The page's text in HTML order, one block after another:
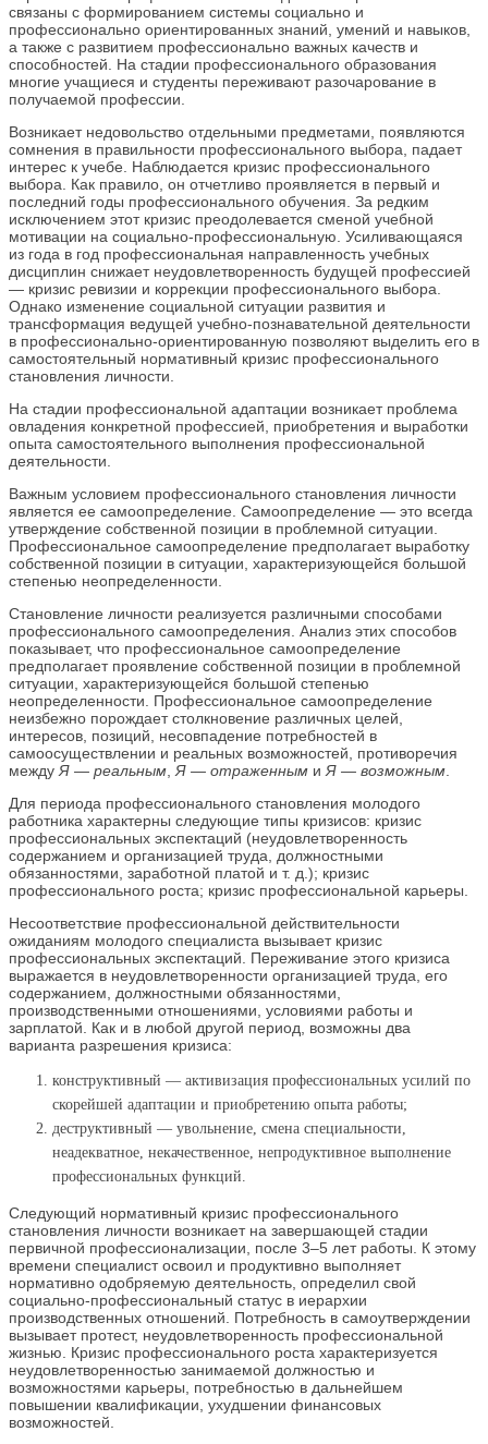
связаны с формированием системы социально и
профессионально ориентированных знаний, умений и навыков,
а также с развитием профессионально важных качеств и
способностей. На стадии профессионального образования
многие учащиеся и студенты переживают разочарование в
получаемой профессии.
Возникает недовольство отдельными предметами, появляются
сомнения в правильности профессионального выбора, падает
интерес к учебе. Наблюдается кризис профессионального
выбора. Как правило, он отчетливо проявляется в первый и
последний годы профессионального обучения. За редким
исключением этот кризис преодолевается сменой учебной
мотивации на социально-профессиональную. Усиливающаяся
из года в год профессиональная направленность учебных
дисциплин снижает неудовлетворенность будущей профессией
— кризис ревизии и коррекции профессионального выбора.
Однако изменение социальной ситуации развития и
трансформация ведущей учебно-познавательной деятельности
в профессионально-ориентированную позволяют выделить его в
самостоятельный нормативный кризис профессионального
становления личности.
На стадии профессиональной адаптации возникает проблема
овладения конкретной профессией, приобретения и выработки
опыта самостоятельного выполнения профессиональной
деятельности.
Важным условием профессионального становления личности
является ее самоопределение. Самоопределение — это всегда
утверждение собственной позиции в проблемной ситуации.
Профессиональное самоопределение предполагает выработку
собственной позиции в ситуации, характеризующейся большой
степенью неопределенности.
Становление личности реализуется различными способами
профессионального самоопределения. Анализ этих способов
показывает, что профессиональное самоопределение
предполагает проявление собственной позиции в проблемной
ситуации, характеризующейся большой степенью
неопределенности. Профессиональное самоопределение
неизбежно порождает столкновение различных целей,
интересов, позиций, несовпадение потребностей в
самоосуществлении и реальных возможностей, противоречия
между Я — реальным Я — отраженным и Я — возможным
Для периода профессионального становления молодого
работника характерны следующие типы кризисов: кризис
профессиональных экспектаций (неудовлетворенность
содержанием и организацией труда, должностными
обязанностями, заработной платой и т. д.); кризис
профессионального роста; кризис профессиональной карьеры.
Несоответствие профессиональной действительности
ожиданиям молодого специалиста вызывает кризис
профессиональных экспектаций. Переживание этого кризиса
выражается в неудовлетворенности организацией труда, его
содержанием, должностными обязанностями,
производственными отношениями, условиями работы и
зарплатой. Как и в любой другой период, возможны два
варианта разрешения кризиса:
конструктивный — активизация профессиональных усилий по
скорейшей адаптации и приобретению опыта работы;
деструктивный — увольнение, смена специальности,
неадекватное, некачественное, непродуктивное выполнение
профессиональных функций.
Следующий нормативный кризис профессионального
становления личности возникает на завершающей стадии
первичной профессионализации, после 3–5 лет работы. К этому
времени специалист освоил и продуктивно выполняет
нормативно одобряемую деятельность, определил свой
социально-профессиональный статус в иерархии
производственных отношений. Потребность в самоутверждении
вызывает протест, неудовлетворенность профессиональной
жизнью. Кризис профессионального роста характеризуется
неудовлетворенностью занимаемой должностью и
возможностями карьеры, потребностью в дальнейшем
повышении квалификации, ухудшении финансовых
возможностей.